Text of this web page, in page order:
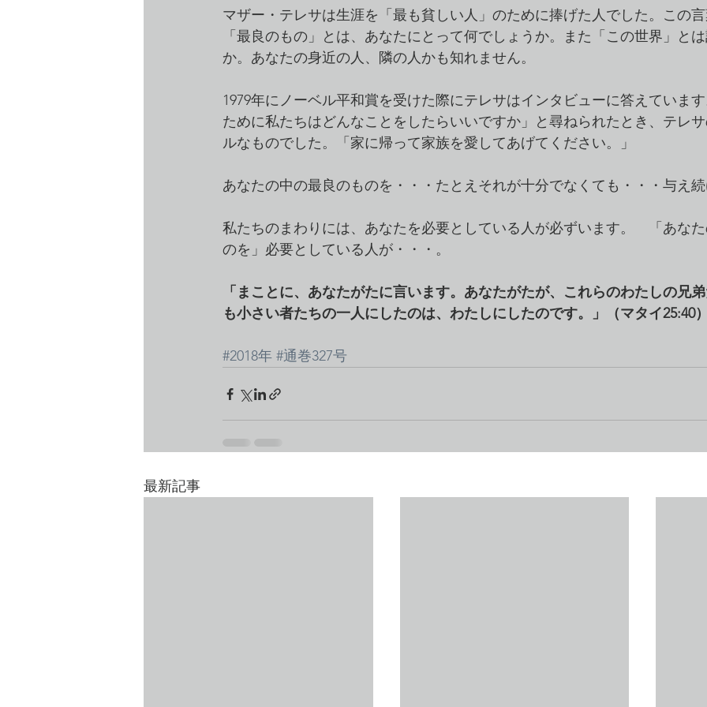
マザー・テレサは生涯を「最も貧しい人」のために捧げた人でした。この
「最良のもの」とは、あなたにとって何でしょうか。また「この世界」と
か。あなたの身近の人、隣の人かも知れません。
1979年にノーベル平和賞を受けた際にテレサはインタビューに答えていま
ために私たちはどんなことをしたらいいですか」と尋ねられたとき、テレ
ルなものでした。「家に帰って家族を愛してあげてください。」
あなたの中の最良のものを・・・たとえそれが十分でなくても・・・与え
私たちのまわりには、あなたを必要としている人が必ずいます。　「あな
のを」必要としている人が・・・。
「まことに、あなたがたに言います。あなたがたが、これらのわたしの兄
も小さい者たちの一人にしたのは、わたしにしたのです。」（マタイ25:40
#2018年 #通巻327号
最新記事